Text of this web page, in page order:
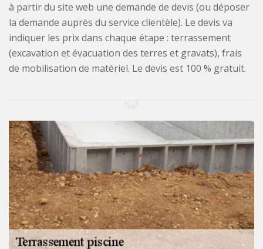
à partir du site web une demande de devis (ou déposer
la demande auprès du service clientèle). Le devis va
indiquer les prix dans chaque étape : terrassement
(excavation et évacuation des terres et gravats), frais
de mobilisation de matériel. Le devis est 100 % gratuit.